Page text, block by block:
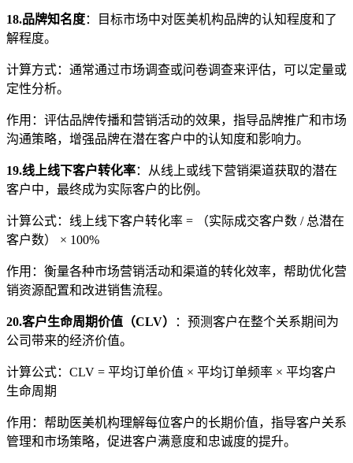
18.品牌知名度：目标市场中对医美机构品牌的认知程度和了
解程度。
计算方式：通常通过市场调查或问卷调查来评估，可以定量或
定性分析。
作用：评估品牌传播和营销活动的效果，指导品牌推广和市场
沟通策略，增强品牌在潜在客户中的认知度和影响力。
19.线上线下客户转化率：从线上或线下营销渠道获取的潜在
客户中，最终成为实际客户的比例。
计算公式：线上线下客户转化率 = （实际成交客户数 / 总潜在
客户数） × 100%
作用：衡量各种市场营销活动和渠道的转化效率，帮助优化营
销资源配置和改进销售流程。
20.客户生命周期价值（CLV）
：预测客户在整个关系期间为
公司带来的经济价值。
计算公式：CLV = 平均订单价值 × 平均订单频率 × 平均客户
生命周期
作用：帮助医美机构理解每位客户的长期价值，指导客户关系
管理和市场策略，促进客户满意度和忠诚度的提升。